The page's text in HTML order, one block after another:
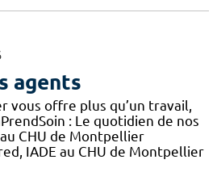
agents
vous offre plus qu’un travail,
: Le quotidien de nos
CHU de Montpellier
IADE au CHU de Montpellier